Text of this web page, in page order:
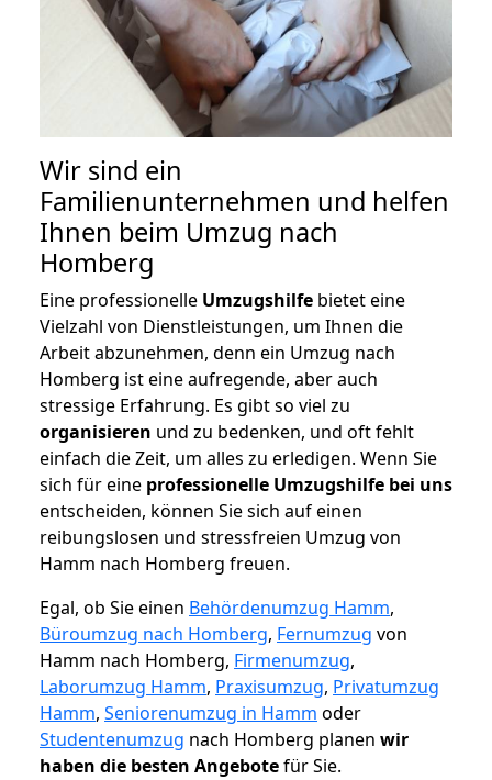
Wir sind ein
Familienunternehmen und helfen
Ihnen beim Umzug nach
Homberg
Eine professionelle Umzugshilfe bietet eine
Vielzahl von Dienstleistungen, um Ihnen die
Arbeit abzunehmen, denn ein Umzug nach
Homberg ist eine aufregende, aber auch
stressige Erfahrung. Es gibt so viel zu
organisieren und zu bedenken, und oft fehlt
einfach die Zeit, um alles zu erledigen. Wenn Sie
sich für eine professionelle Umzugshilfe bei uns
entscheiden, können Sie sich auf einen
reibungslosen und stressfreien Umzug von
Hamm nach Homberg freuen.
Egal, ob Sie einen Behördenumzug Hamm,
Büroumzug nach Homberg, Fernumzug von
Hamm nach Homberg, Firmenumzug,
Laborumzug Hamm, Praxisumzug, Privatumzug
Hamm, Seniorenumzug in Hamm oder
Studentenumzug nach Homberg planen wir
haben die besten Angebotefür Sie.